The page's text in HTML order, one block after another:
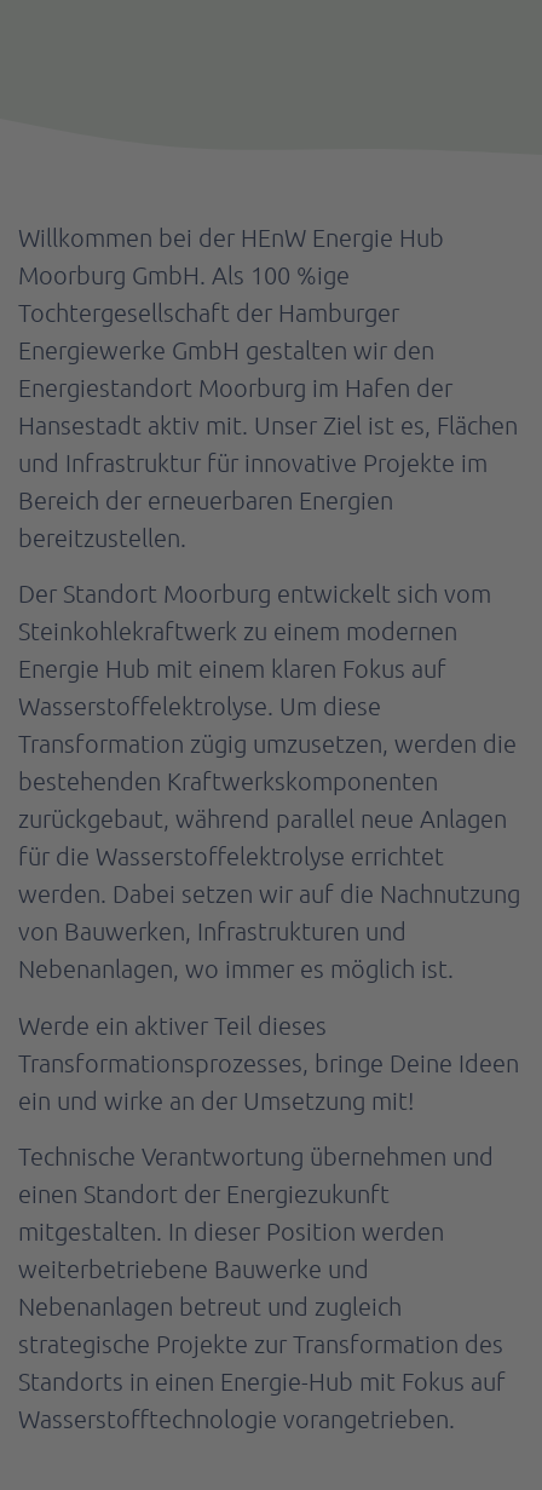
Willkommen bei der HEnW Energie Hub
Moorburg GmbH. Als 100 %ige
Tochtergesellschaft der Hamburger
Energiewerke GmbH gestalten wir den
Energiestandort Moorburg im Hafen der
Hansestadt aktiv mit. Unser Ziel ist es, Flächen
und Infrastruktur für innovative Projekte im
Bereich der erneuerbaren Energien
bereitzustellen.
Der Standort Moorburg entwickelt sich vom
Steinkohlekraftwerk zu einem modernen
Energie Hub mit einem klaren Fokus auf
Wasserstoffelektrolyse. Um diese
Transformation zügig umzusetzen, werden die
bestehenden Kraftwerkskomponenten
zurückgebaut, während parallel neue Anlagen
für die Wasserstoffelektrolyse errichtet
werden. Dabei setzen wir auf die Nachnutzung
von Bauwerken, Infrastrukturen und
Nebenanlagen, wo immer es möglich ist.
Werde ein aktiver Teil dieses
Transformationsprozesses, bringe Deine Ideen
ein und wirke an der Umsetzung mit!
Technische Verantwortung übernehmen und
einen Standort der Energiezukunft
mitgestalten. In dieser Position werden
weiterbetriebene Bauwerke und
Nebenanlagen betreut und zugleich
strategische Projekte zur Transformation des
Standorts in einen Energie-Hub mit Fokus auf
Wasserstofftechnologie vorangetrieben.